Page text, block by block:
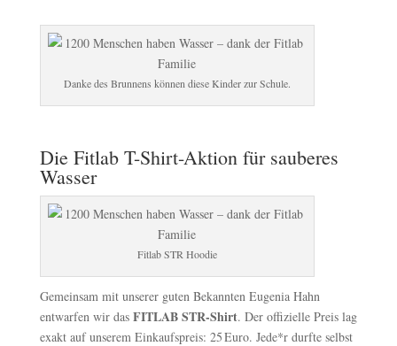
Danke des Brunnens können diese Kinder zur Schule.
Die Fitlab T-Shirt-Aktion für sauberes
Wasser
Fitlab STR Hoodie
Gemeinsam mit unserer guten Bekannten Eugenia Hahn
entwarfen wir das FITLAB STR-Shirt. Der offizielle Preis lag
exakt auf unserem Einkaufspreis: 25 Euro. Jede*r durfte selbst